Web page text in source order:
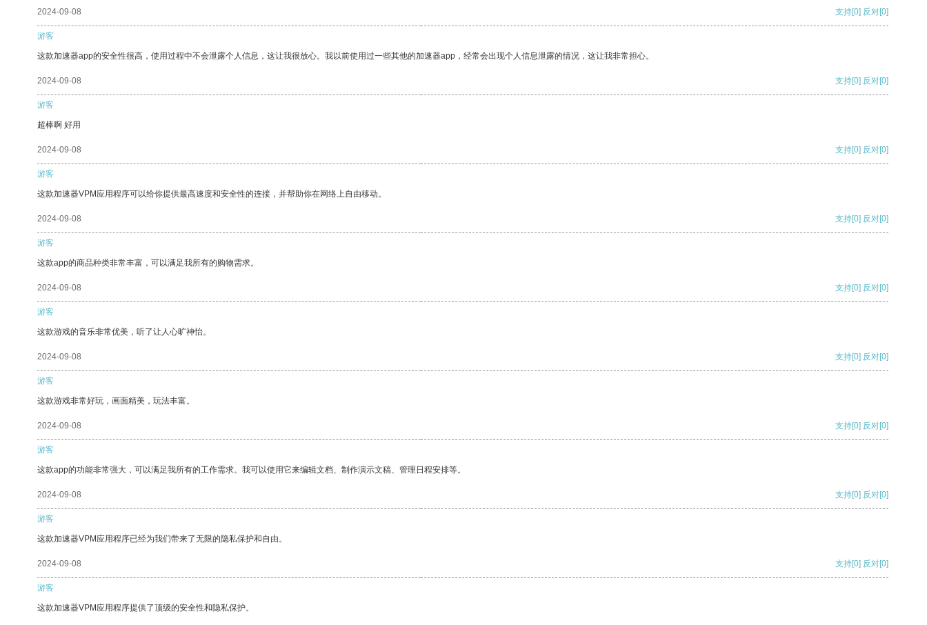
2024-09-08 支持[0] 反对[0]
游客
这款加速器app的安全性很高，使用过程中不会泄露个人信息，这让我很放心。我以前使用过一些其他的加速器app，经常会出现个人信息泄露的情况，这让我非常担心。
2024-09-08 支持[0] 反对[0]
游客
超棒啊 好用
2024-09-08 支持[0] 反对[0]
游客
这款加速器VPM应用程序可以给你提供最高速度和安全性的连接，并帮助你在网络上自由移动。
2024-09-08 支持[0] 反对[0]
游客
这款app的商品种类非常丰富，可以满足我所有的购物需求。
2024-09-08 支持[0] 反对[0]
游客
这款游戏的音乐非常优美，听了让人心旷神怡。
2024-09-08 支持[0] 反对[0]
游客
这款游戏非常好玩，画面精美，玩法丰富。
2024-09-08 支持[0] 反对[0]
游客
这款app的功能非常强大，可以满足我所有的工作需求。我可以使用它来编辑文档、制作演示文稿、管理日程安排等。
2024-09-08 支持[0] 反对[0]
游客
这款加速器VPM应用程序已经为我们带来了无限的隐私保护和自由。
2024-09-08 支持[0] 反对[0]
游客
这款加速器VPM应用程序提供了顶级的安全性和隐私保护。